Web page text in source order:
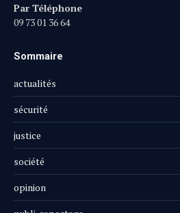
Par Téléphone
09 73 01 36 64
Sommaire
actualités
sécurité
justice
société
opinion